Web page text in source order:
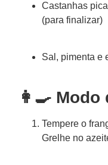
Castanhas
(para finalizar)
Sal, pimenta e
👩‍🍳
Tempere o
Grelhe no